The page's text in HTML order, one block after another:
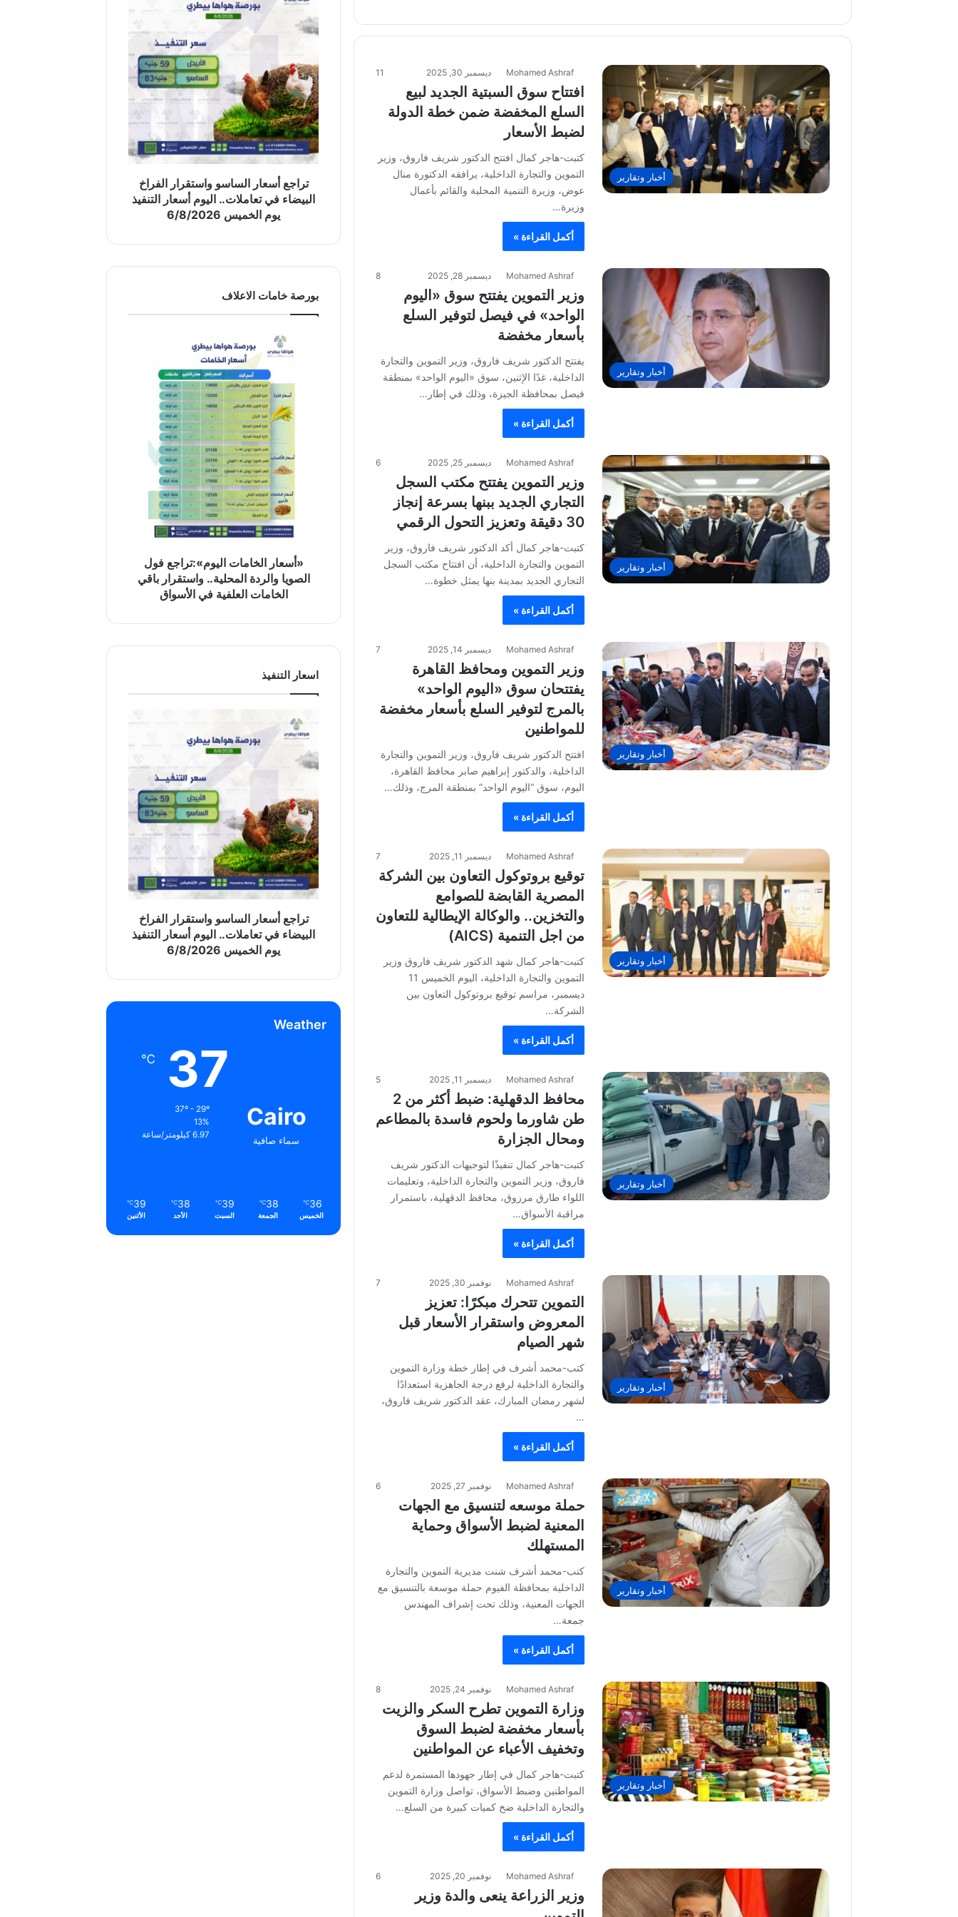
أخبار وتقارير
Mohamed Ashraf ديسمبر 30, 2025 11
افتتاح سوق السبتية الجديد لبيع
السلع المخفضة ضمن خطة الدولة
لضبط الأسعار
كتبت-هاجر كمال افتتح الدكتور شريف فاروق، وزير
التموين والتجارة الداخلية، يرافقه الدكتورة منال
عوض، وزيرة التنمية المحلية والقائم بأعمال
وزيرة…
أكمل القراءة »
أخبار وتقارير
Mohamed Ashraf ديسمبر 28, 2025 8
وزير التموين يفتتح سوق «اليوم
الواحد» في فيصل لتوفير السلع
بأسعار مخفضة
يفتتح الدكتور شريف فاروق، وزير التموين والتجارة
الداخلية، غدًا الإثنين، سوق «اليوم الواحد» بمنطقة
فيصل بمحافظة الجيزة، وذلك في إطار…
أكمل القراءة »
أخبار وتقارير
Mohamed Ashraf ديسمبر 25, 2025 6
وزير التموين يفتتح مكتب السجل
التجاري الجديد ببنها بسرعة إنجاز
30 دقيقة وتعزيز التحول الرقمي
كتبت-هاجر كمال أكد الدكتور شريف فاروق، وزير
التموين والتجارة الداخلية، أن افتتاح مكتب السجل
التجاري الجديد بمدينة بنها يمثل خطوة…
أكمل القراءة »
أخبار وتقارير
Mohamed Ashraf ديسمبر 14, 2025 7
وزير التموين ومحافظ القاهرة
يفتتحان سوق «اليوم الواحد»
بالمرج لتوفير السلع بأسعار مخفضة
للمواطنين
افتتح الدكتور شريف فاروق، وزير التموين والتجارة
الداخلية، والدكتور إبراهيم صابر محافظ القاهرة،
اليوم، سوق “اليوم الواحد” بمنطقة المرج، وذلك…
أكمل القراءة »
أخبار وتقارير
Mohamed Ashraf ديسمبر 11, 2025 7
توقيع بروتوكول التعاون بين الشركة
المصرية القابضة للصوامع
والتخزين.. والوكالة الإيطالية للتعاون
من اجل التنمية (AICS)
كتبت-هاجر كمال شهد الدكتور شريف فاروق وزير
التموين والتجارة الداخلية، اليوم الخميس 11
ديسمبر، مراسم توقيع بروتوكول التعاون بين
الشركة…
أكمل القراءة »
أخبار وتقارير
Mohamed Ashraf ديسمبر 11, 2025 5
محافظ الدقهلية: ضبط أكثر من 2
طن شاورما ولحوم فاسدة بالمطاعم
ومحال الجزارة
كتبت-هاجر كمال تنفيذًا لتوجيهات الدكتور شريف
فاروق، وزير التموين والتجارة الداخلية، وتعليمات
اللواء طارق مرزوق، محافظ الدقهلية، باستمرار
مراقبة الأسواق…
أكمل القراءة »
أخبار وتقارير
Mohamed Ashraf نوفمبر 30, 2025 7
التموين تتحرك مبكرًا: تعزيز
المعروض واستقرار الأسعار قبل
شهر الصيام
كتب-محمد أشرف في إطار خطة وزارة التموين
والتجارة الداخلية لرفع درجة الجاهزية استعدادًا
لشهر رمضان المبارك، عقد الدكتور شريف فاروق،
…
أكمل القراءة »
أخبار وتقارير
Mohamed Ashraf نوفمبر 27, 2025 6
حملة موسعه لتنسيق مع الجهات
المعنية لضبط الأسواق وحماية
المستهلك
كتب-محمد أشرف شنت مديرية التموين والتجارة
الداخلية بمحافظة الفيوم حملة موسعة بالتنسيق مع
الجهات المعنية، وذلك تحت إشراف المهندس
جمعة…
أكمل القراءة »
أخبار وتقارير
Mohamed Ashraf نوفمبر 24, 2025 8
وزارة التموين تطرح السكر والزيت
بأسعار مخفضة لضبط السوق
وتخفيف الأعباء عن المواطنين
كتبت-هاجر كمال في إطار جهودها المستمرة لدعم
المواطنين وضبط الأسواق، تواصل وزارة التموين
والتجارة الداخلية ضخ كميات كبيرة من السلع…
أكمل القراءة »
Mohamed Ashraf نوفمبر 20, 2025 6
وزير الزراعة ينعى والدة وزير
تراجع أسعار الساسو واستقرار الفراخ
البيضاء في تعاملات.. اليوم أسعار التنفيذ
يوم الخميس 6/8/2026
بورصة خامات الاعلاف
«أسعار الخامات اليوم»:تراجع فول
الصويا والردة المحلية.. واستقرار باقي
الخامات العلفية في الأسواق
اسعار التنفيذ
تراجع أسعار الساسو واستقرار الفراخ
البيضاء في تعاملات.. اليوم أسعار التنفيذ
يوم الخميس 6/8/2026
Weather
Cairo
سماء صافية
37
℃
37º - 29º
13%
6.97 كيلومتر/ساعة
36
℃
الخميس
38
℃
الجمعة
39
℃
السبت
38
℃
الأحد
39
℃
الأثنين